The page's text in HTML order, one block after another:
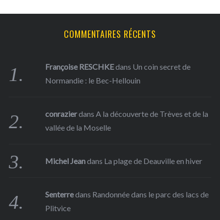
COMMENTAIRES RÉCENTS
Françoise RESCHKEdans Un coin secret de
Normandie : le Bec-Hellouin
conrazierdansA la découverte de Trèves et de la
vallée de la Moselle
Michel Jeandans La plage de Deauville en hiver
Senterredans Randonnée dans le parc des lacs de
Plitvice